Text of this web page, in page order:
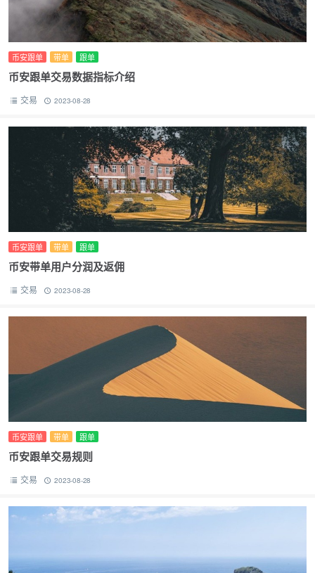
币安跟单 带单 跟单
币安跟单交易数据指标介绍
交易 2023-08-28
币安跟单 带单 跟单
币安带单用户分润及返佣
交易 2023-08-28
币安跟单 带单 跟单
币安跟单交易规则
交易 2023-08-28